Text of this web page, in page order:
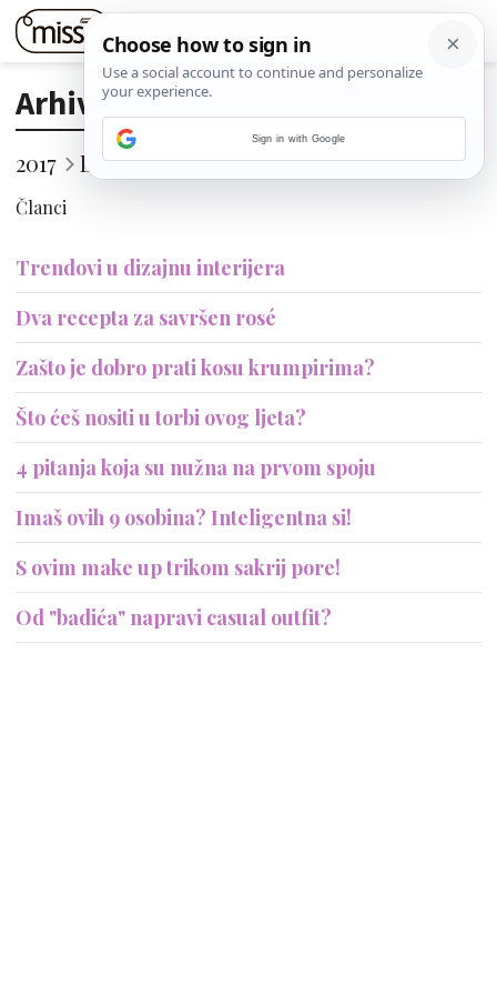
Arhiva
2017 Lipanj 11. (Nedjelja)
Članci
Trendovi u dizajnu interijera
Dva recepta za savršen rosé
Zašto je dobro prati kosu krumpirima?
Što ćeš nositi u torbi ovog ljeta?
4 pitanja koja su nužna na prvom spoju
Imaš ovih 9 osobina? Inteligentna si!
S ovim make up trikom sakrij pore!
Od "badića" napravi casual outfit?
Sign in with Google